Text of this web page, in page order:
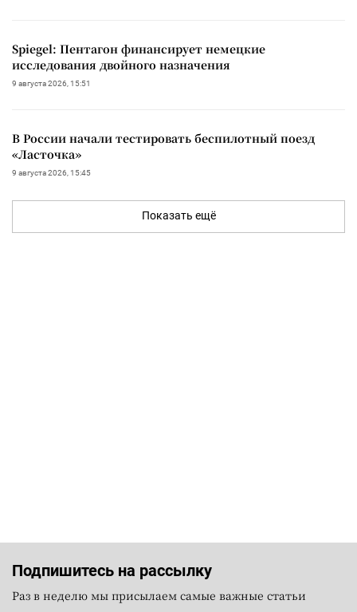
Spiegel: Пентагон финансирует немецкие
исследования двойного назначения
9 августа 2026, 15:51
В России начали тестировать беспилотный поезд
«Ласточка»
9 августа 2026, 15:45
Показать ещё
Подпишитесь на рассылку
Раз в неделю мы присылаем самые важные статьи